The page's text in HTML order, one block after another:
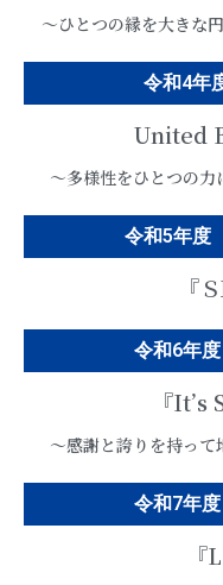
〜ひとつの縁を大きな
令和4
United
〜多様性をひとつの
令和5年
『
令和6年
『
～感謝と誇りを持っ
令和7年